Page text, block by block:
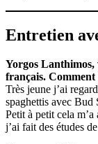
Entretien
Yorgos Lanthimos,
français. Comment
Très jeune j’ai
spaghettis avec Bud
Petit à petit cela
j’ai fait des études